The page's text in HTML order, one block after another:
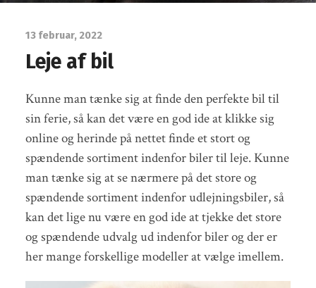
13 februar, 2022
Leje af bil
Kunne man tænke sig at finde den perfekte bil til
sin ferie, så kan det være en god ide at klikke sig
online og herinde på nettet finde et stort og
spændende sortiment indenfor biler til leje. Kunne
man tænke sig at se nærmere på det store og
spændende sortiment indenfor udlejningsbiler, så
kan det lige nu være en god ide at tjekke det store
og spændende udvalg ud indenfor biler og der er
her mange forskellige modeller at vælge imellem.